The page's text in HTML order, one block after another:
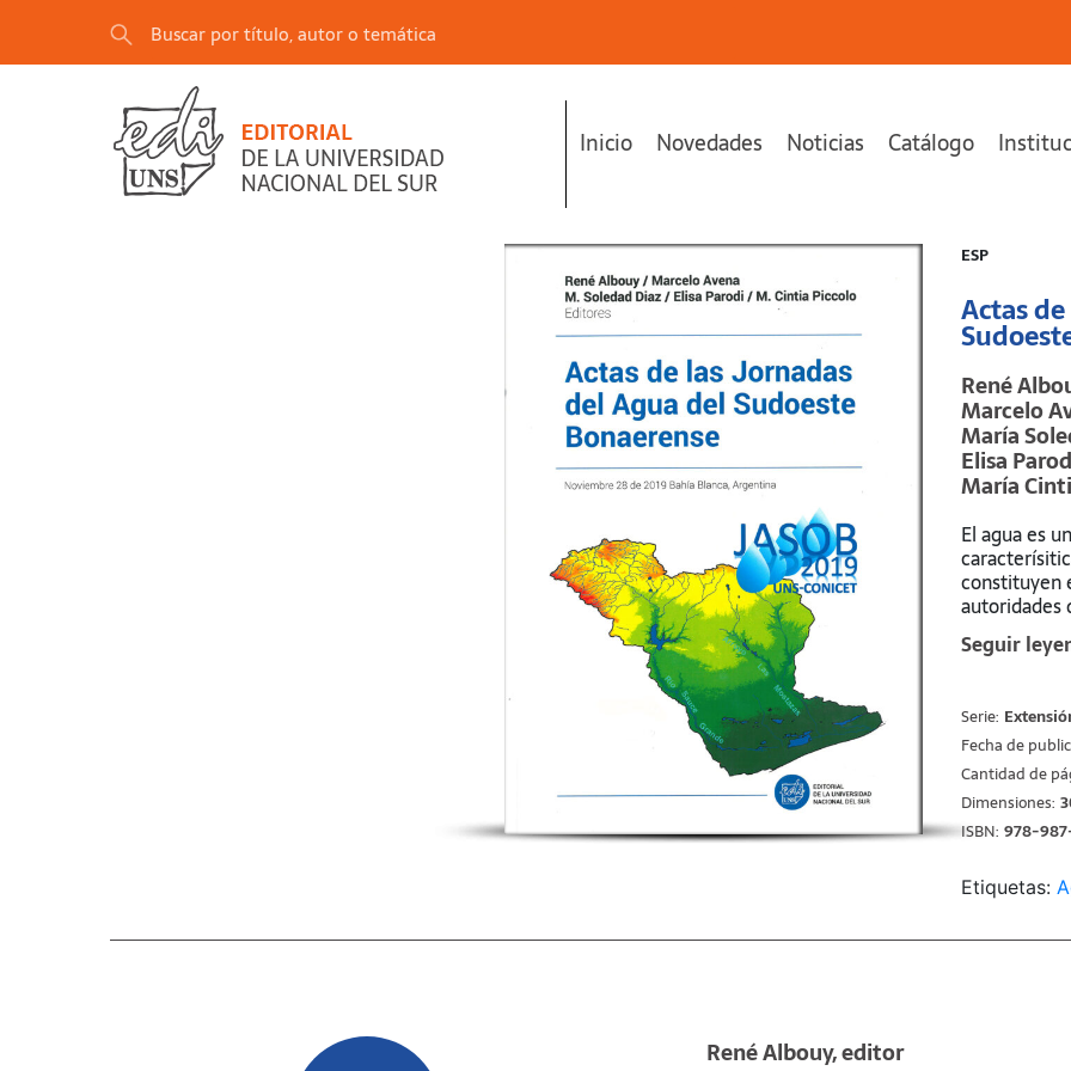
Inicio Novedades Noticias Catálogo
"Actas de las Jornadas del Agua del Sudoeste Bonaerense (versión en papel)"se ha añadido a tu carrito.
ESP
Actas
René
Marcelo
María
Elisa
María
El agua es
constituyen
autoridades
Crapiste y
Proyecto de
del recurso
CONICET
cuales
abocaron al
del recurso
El
la
tomadores
Seguir
Serie:
Fecha de
Cantidad de
Dimensiones:
ISBN: 978-
Etiquetas:
René Albouy, editor